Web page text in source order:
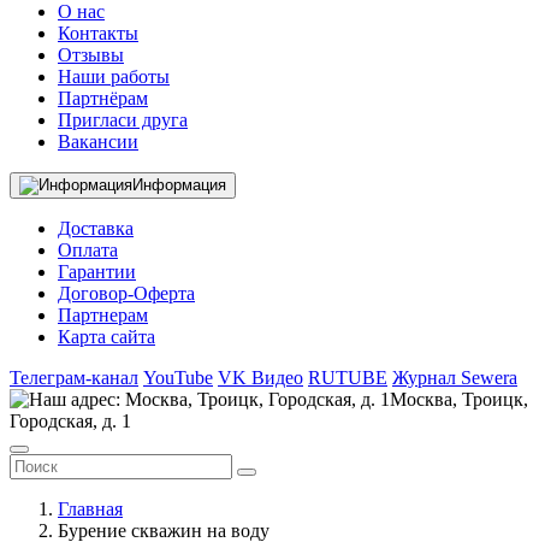
О нас
Контакты
Отзывы
Наши работы
Партнёрам
Пригласи друга
Вакансии
Информация
Доставка
Оплата
Гарантии
Договор-Оферта
Партнерам
Карта сайта
Телеграм-канал YouTube VK Видео RUTUBE Журнал Sewera
Москва, Троицк,
Городская, д. 1
Главная
Бурение скважин на воду